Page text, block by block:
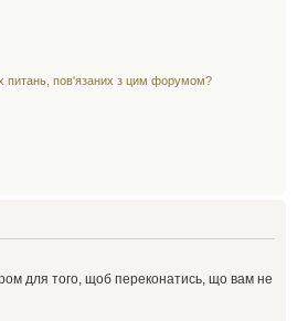
питань, пов'язаних з цим форумом?
для того, щоб переконатись, що вам не